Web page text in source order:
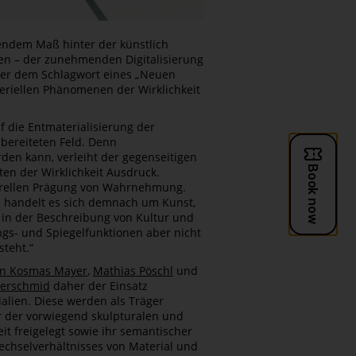
Maß hinter der künstlich
– der zunehmenden Digitalisierung
dem Schlagwort eines „Neuen
Phänomenen der Wirklichkeit
die Entmaterialisierung der
Feld. Denn
kann, verleiht der gegenseitigen
der Wirklichkeit Ausdruck.
Prägung von Wahrnehmung.
es sich demnach um Kunst,
der Beschreibung von Kultur und
und Spiegelfunktionen aber nicht
Kosmas Mayer, Mathias Pöschl und
daher der Einsatz
Diese werden als Träger
vorwiegend skulpturalen und
freigelegt sowie ihr semantischer
von Material und